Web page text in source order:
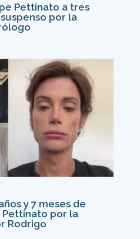
Pettinato a tres
por la
y 7 meses de
Pettinato por la
Rodrigo